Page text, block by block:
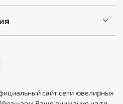
сайт сети ювелирных